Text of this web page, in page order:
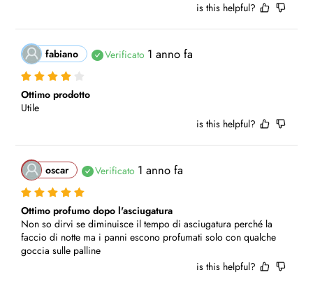
is this helpful?
fabiano Verificato 1 anno fa
Ottimo prodotto
Utile
is this helpful?
oscar Verificato 1 anno fa
Ottimo profumo dopo l'asciugatura
Non so dirvi se diminuisce il tempo di asciugatura perché la
faccio di notte ma i panni escono profumati solo con qualche
goccia sulle palline
is this helpful?